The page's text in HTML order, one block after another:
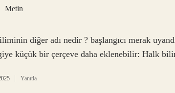
Metin
diğer adı nedir ? başlangıcı merak
küçük bir çerçeve daha eklenebilir: Halk
Yanıtla